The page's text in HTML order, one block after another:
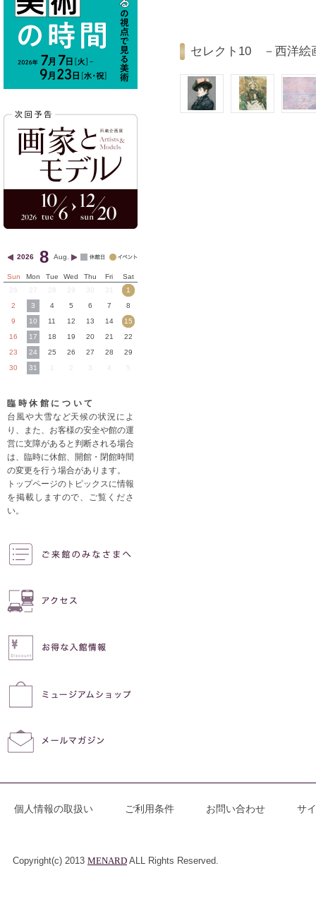
セレクト10 －西洋絵
2026 8 Aug.
Sun Mon Tue Wed Thu Fri
Sat
27 29 30 31
1
2
3 4 5 6 7
8
9
10 11 12 13 14
15
16
17 18 19 20 21
22
23
24 25 26 27 28
29
30
31 3 4 5
臨時休館について
台風や大雪など天候の状況によ
り、また、お客様の安全や館の運
営に支障があると判断される場合
は、臨時に休館、開館・閉館時間
の変更を行う場合があります。
トップページのトピックスに情報
を掲載しますので、ご覧くださ
い。
個人情報の取扱い ご利用条件 お問い合わせ サ
Copyright(c) 2013 MENARD ALL Rights Reserved.